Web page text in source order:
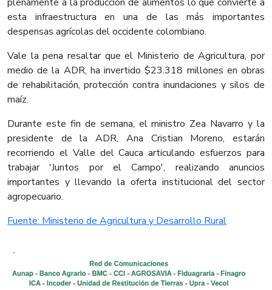
esta infraestructura en una de las más importantes
despensas agrícolas del occidente colombiano.
Vale la pena resaltar que el Ministerio de Agricultura, por
medio de la ADR, ha invertido $23.318 millones en obras
de rehabilitación, protección contra inundaciones y silos de
maíz.
Durante este fin de semana, el ministro Zea Navarro y la
presidente de la ADR, Ana Cristian Moreno, estarán
recorriendo el Valle del Cauca articulando esfuerzos para
trabajar 'Juntos por el Campo', realizando anuncios
importantes y llevando la oferta institucional del sector
agropecuario.
Fuente: Ministerio de Agricultura y Desarrollo Rural